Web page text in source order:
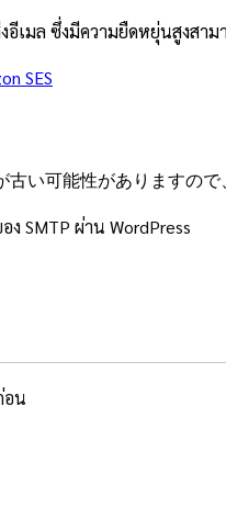
งอีเมล ซึ่งมีความยืดหยุ่นสู
SES
い可能性がありますので
ง SMTP ผ่าน WordPress
อน